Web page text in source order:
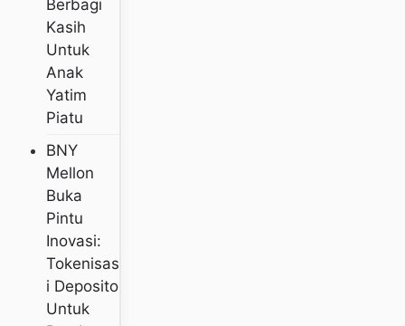
Berbagi
Kasih
Untuk
Anak
Yatim
Piatu
BNY
Mellon
Buka
Pintu
Inovasi:
Tokenisas
I Deposito
Untuk